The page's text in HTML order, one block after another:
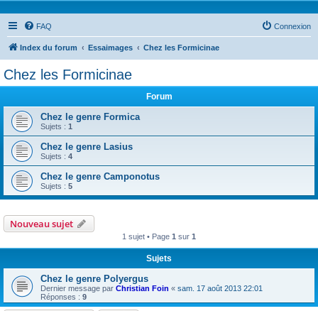
FAQ Connexion
Index du forum Essaimages Chez les Formicinae
Chez les Formicinae
Forum
Chez le genre Formica
Sujets : 1
Chez le genre Lasius
Sujets : 4
Chez le genre Camponotus
Sujets : 5
Nouveau sujet
1 sujet • Page 1 sur 1
Sujets
Chez le genre Polyergus
Dernier message par Christian Foin « sam. 17 août 2013 22:01
Réponses : 9